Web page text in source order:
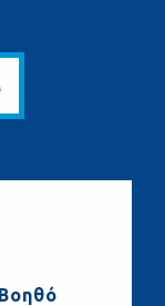
και γρήγορα...